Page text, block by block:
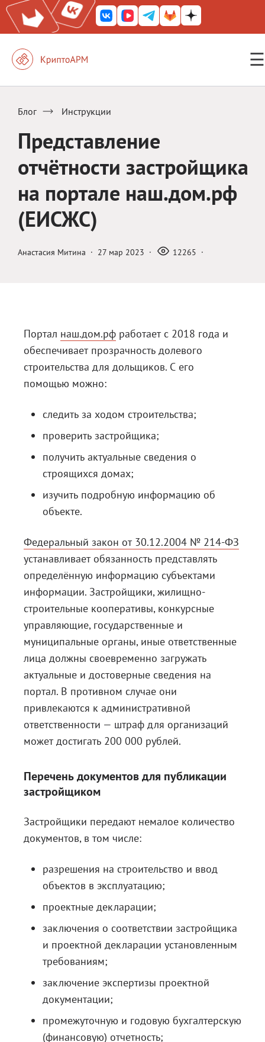
☰
Железный почтовый ящик
КриптоАРМ Mobile
КриптоАРМ ID
Решения
Магазин
Полная версия сайта
Блог Инструкции
Представление
отчётности застройщика
на портале наш.дом.рф
(ЕИСЖС)
Анастасия Митина · 27 мар 2023 · 12265 ·
Портал наш.дом.рф работает с 2018 года и
обеспечивает прозрачность долевого
строительства для дольщиков. С его
помощью можно:
следить за ходом строительства;
проверить застройщика;
получить актуальные сведения о
строящихся домах;
изучить подробную информацию об
объекте.
Федеральный закон от 30.12.2004 № 214-ФЗ
устанавливает обязанность представлять
определённую информацию субъектами
информации. Застройщики, жилищно-
строительные кооперативы, конкурсные
управляющие, государственные и
муниципальные органы, иные ответственные
лица должны своевременно загружать
актуальные и достоверные сведения на
портал. В противном случае они
привлекаются к административной
ответственности — штраф для организаций
может достигать 200 000 рублей.
Перечень документов для публикации
застройщиком
Застройщики передают немалое количество
документов, в том числе:
разрешения на строительство и ввод
объектов в эксплуатацию;
проектные декларации;
заключения о соответствии застройщика
и проектной декларации установленным
требованиям;
заключение экспертизы проектной
документации;
промежуточную и годовую бухгалтерскую
(финансовую) отчетность;